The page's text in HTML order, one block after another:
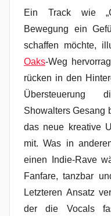
Ein Track wie
Bewegung ein
schaffen möchte,
Oaks-Weg
rücken in den
Übersteuerung
Showalters Gesang
das neue kreative
mit. Was in
einen Indie-Rave
Fanfare, tanzbar
Letzteren Ansatz
der die Vocals